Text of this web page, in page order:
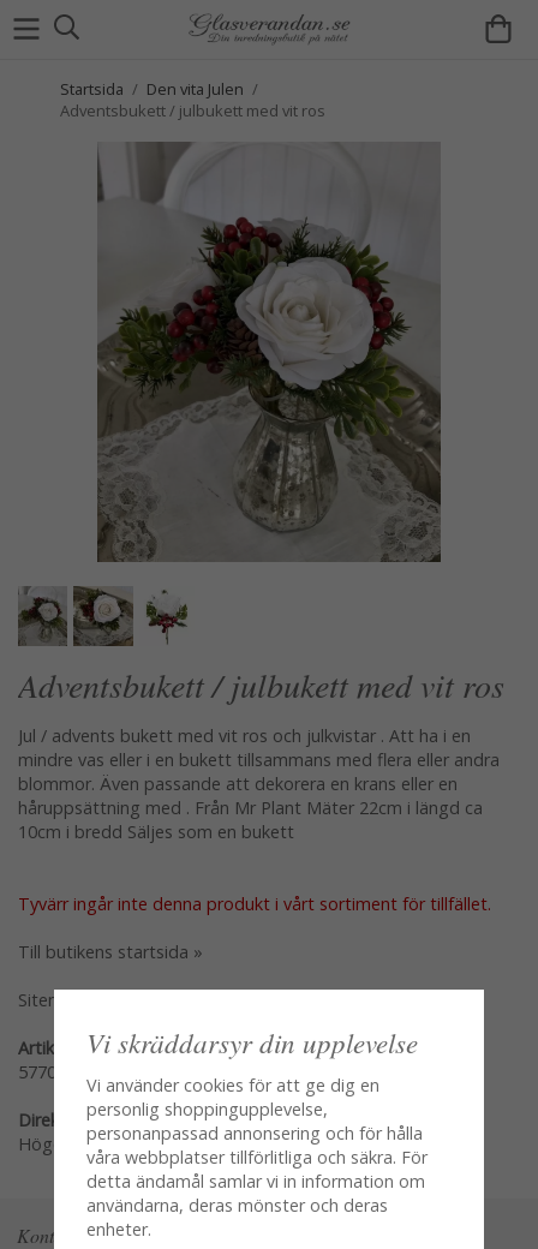
Startsida / Den vita Julen /
Adventsbukett / julbukett med vit ros
Adventsbukett / julbukett med vit ros
Jul / advents bukett med vit ros och julkvistar . Att ha i en
mindre vas eller i en bukett tillsammans med flera eller andra
blommor. Även passande att dekorera en krans eller en
håruppsättning med . Från Mr Plant Mäter 22cm i längd ca
10cm i bredd Säljes som en bukett
Tyvärr ingår inte denna produkt i vårt sortiment för tillfället.
Till butikens startsida »
Sitemap »
Artikelnummer:
5770-10
Direktlänk:
Högerklicka och kopiera adressen
Kontakta oss
Vi skräddarsyr din upplevelse
Vi använder cookies för att ge dig en
personlig shoppingupplevelse,
personanpassad annonsering och för hålla
våra webbplatser tillförlitliga och säkra. För
detta ändamål samlar vi in information om
användarna, deras mönster och deras
enheter.